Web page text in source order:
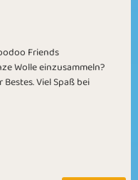
Friends
Wolle einzusammeln?
Viel Spaß bei